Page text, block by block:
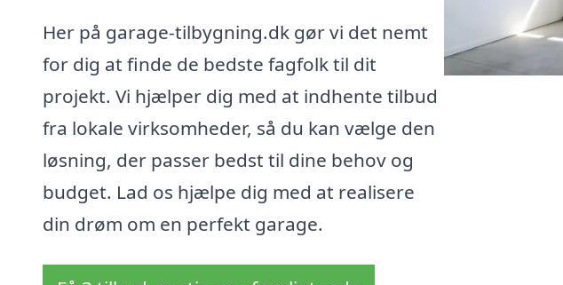
Her på garage-tilbygning.dk gør vi det nemt
for dig at finde de bedste fagfolk til dit
projekt. Vi hjælper dig med at indhente tilbud
fra lokale virksomheder, så du kan vælge den
løsning, der passer bedst til dine behov og
budget. Lad os hjælpe dig med at realisere
din drøm om en perfekt garage.